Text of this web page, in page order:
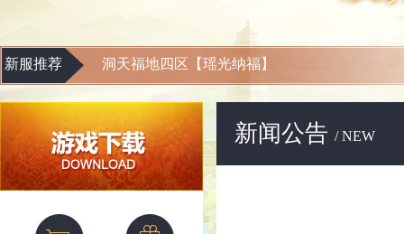
新服推荐 洞天福地四区【瑶光纳福】
新闻公告 / NEW